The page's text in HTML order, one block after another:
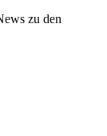
zu den